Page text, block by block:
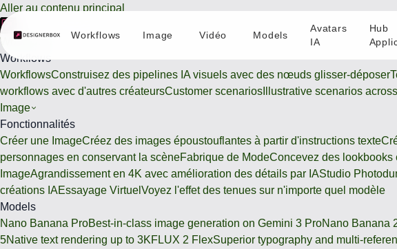
Aller au contenu principal
Workflows
Workflows
WorkflowsConstruisez des pipelines IA visuels avec des nœuds glisser-déposer
workflows avec d'autres créateursCustomer scenarios Illustrative scenarios
Image
Fonctionnalités
Créer une ImageCréez des images époustouflantes à partir d'instructions texte
personnages en conservant la scèneFabrique de ModeConcevez des lookbooks
ImageAgrandissement en 4K avec amélioration des détails par IAStudio
créations IAEssayage Virtuel Voyez l'effet des tenues sur n'importe quel modèle
Models
Nano Banana ProBest-in-class image generation on Gemini 3 ProNano Banana
5Native text rendering up to 3KFLUX 2 FlexSuperior typography and multi-
Workflows Image Vidéo Models
Avatars
IA
Hub